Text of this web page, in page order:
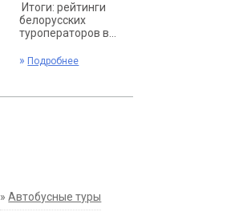
Итоги: рейтинги
белорусских
туроператоров в...
» Подробнее
»Автобусные туры